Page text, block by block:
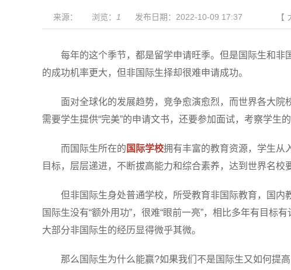
来源： 浏览： 1 发布日期：2022-10-09 17:37 【
每年的这个季节，都是留学申请旺季。但是国际生和非
的成功机率更大，但非国际生择却很难申请成功。
面对全球化的发展趋势，竞争愈演愈烈，而世界各大院
需要学生提供“完美”的申请文书，还要参加面试，考察学生
而国际生所在的 国际学校拥有丰富的教育资源，学生从
目标，层层递进，不断拔高能力和综合素养，达到世界名校
但非国际生身处普通学校，所受教育非国际教育，国内
国际生没有“额外用功”，很难“眼前一亮”，相比多年有目标
大部分非国际生的经历显得微乎其微。
那么国际生为什么能赢?如果我们不是国际生又如何提高